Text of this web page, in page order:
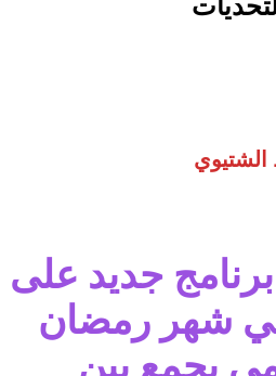
الشتيوي
جديد على
في شهر رمضان
يجمع بين